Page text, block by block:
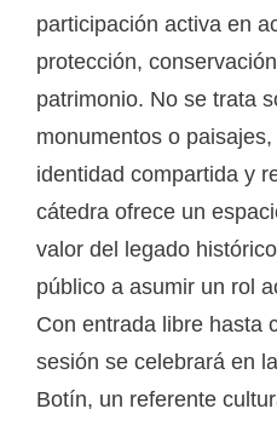
participación activa en
protección,
patrimonio. No se trata
monumentos o
identidad compartida y
cátedra ofrece un
valor del legado
público a asumir un rol
Con entrada libre hasta
sesión se celebrará en
Botín, un referente